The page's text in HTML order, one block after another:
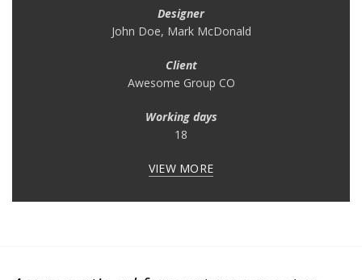
Designer
John Doe, Mark McDonald
Client
Awesome Group CO
Working days
18
VIEW MORE